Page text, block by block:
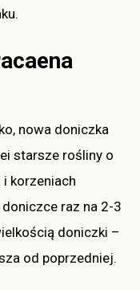
nowa doniczka
starsze rośliny o
korzeniach
raz na 2-3
doniczki –
od poprzedniej.